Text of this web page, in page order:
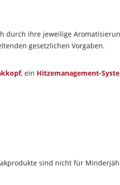
durch ihre jeweilige
gesetzlichen Vorgaben.
, ein Hitzemanagement-
sind nicht für